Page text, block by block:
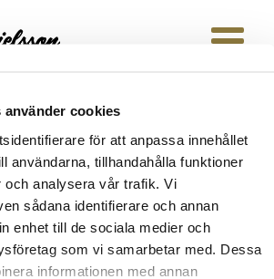
använder cookies
för att anpassa innehållet
användarna, tillhandahålla funktioner
och analysera vår trafik. Vi
sådana identifierare och annan
enhet till de sociala medier och
som vi samarbetar med. Dessa
informationen med annan
| Er Man AB | Org 556690-7381 |
|www.matsdanielsson.se